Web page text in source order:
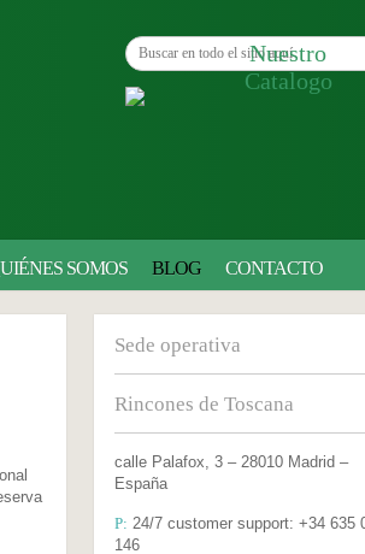
Buscar en todo el sitio aquí
Nuestro
Catalogo
SOMOS BLOG CONTACTO
Sede operativa
Rincones de Toscana
calle Palafox, 3 – 28010 Madrid –
España
P: 24/7 customer support: +34 635
146